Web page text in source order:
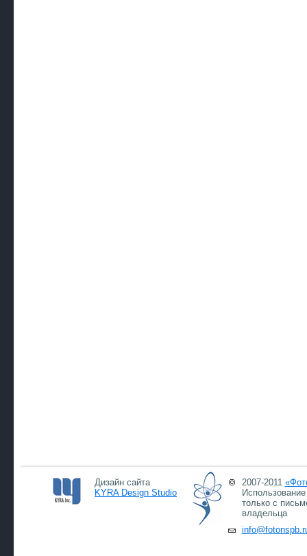
Дизайн сайта
KYRA Design Studio
2007-2011
только с
владельца